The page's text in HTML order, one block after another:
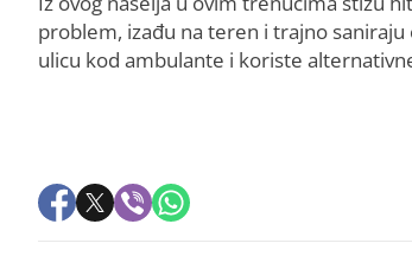
problem, izađu na teren i trajno
ulicu kod ambulante i koriste